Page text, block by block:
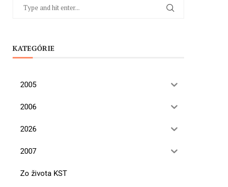
KATEGÓRIE
2005
2006
2026
2007
Zo života KST